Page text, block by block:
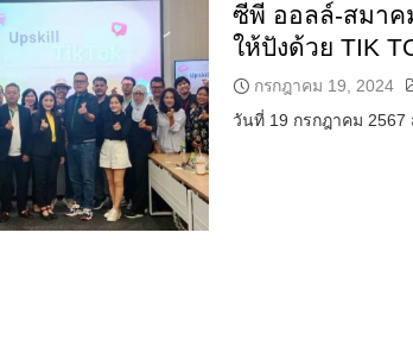
ซีพี ออลล์-สมาค
ให้ปังด้วย TIK
กรกฎาคม 19, 2024
วันที่ 19 กรกฎาคม